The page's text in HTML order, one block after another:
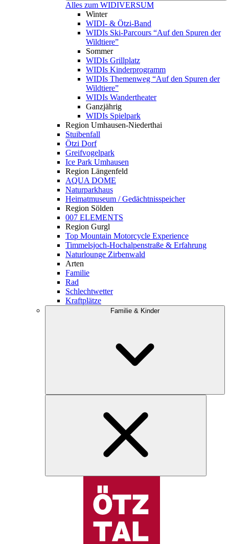
Alles zum WIDIVERSUM
Winter
WIDI- & Ötzi-Band
WIDIs Ski-Parcours “Auf den Spuren der
Wildtiere”
Sommer
WIDIs Grillplatz
WIDIs Kinderprogramm
WIDIs Themenweg “Auf den Spuren der
Wildtiere”
WIDIs Wandertheater
Ganzjährig
WIDIs Spielpark
Region Umhausen-Niederthai
Stuibenfall
Ötzi Dorf
Greifvogelpark
Ice Park Umhausen
Region Längenfeld
AQUA DOME
Naturparkhaus
Heimatmuseum / Gedächtnisspeicher
Region Sölden
007 ELEMENTS
Region Gurgl
Top Mountain Motorcycle Experience
Timmelsjoch-Hochalpenstraße & Erfahrung
Naturlounge Zirbenwald
Arten
Familie
Rad
Schlechtwetter
Kraftplätze
Familie & Kinder